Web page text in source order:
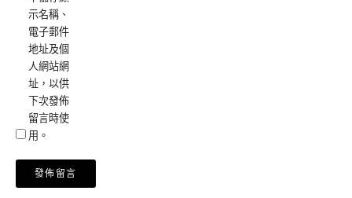
示名稱、
電子郵件
地址及個
人網站網
址，以供
下次發佈
留言時使
用。